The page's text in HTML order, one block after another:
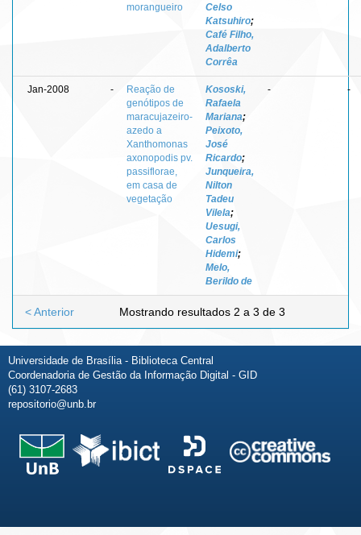
morangueiro
Celso
Katsuhiro;
Café Filho,
Adalberto
Corrêa
Jan-2008 -
Reação de
genótipos de
maracujazeiro-
azedo a
Xanthomonas
axonopodis pv.
passiflorae,
em casa de
vegetação
Kososki,
Rafaela
Mariana;
Peixoto,
José
Ricardo;
Junqueira,
Nilton
Tadeu
Vilela;
Uesugi,
Carlos
Hidemi;
Melo,
Berildo de
- -
Mostrando resultados 2 a 3 de 3
< Anterior
Universidade de Brasília - Biblioteca Central
Coordenadoria de Gestão da Informação Digital - GID
(61) 3107-2683
repositorio@unb.br